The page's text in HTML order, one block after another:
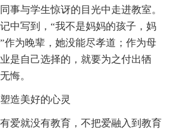
事与学生惊讶的目光中走进教室。
中写到，“我不是妈妈的孩子，妈
作为晚辈，她没能尽孝道；作为母
是自己选择的，就要为之付出牺
悔。
造美好的心灵
爱就没有教育，不把爱融入到教育